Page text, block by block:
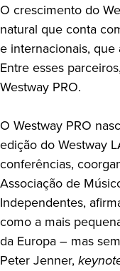
O crescimento do
natural que conta
e internacionais,
Entre esses
Westway PRO.
O Westway PRO
edição do Westway
conferências,
Associação de
Independentes,
como a mais
da Europa – mas
Peter Jenner,